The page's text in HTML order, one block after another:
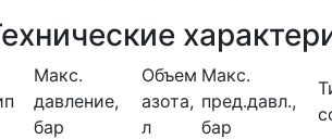
Макс.
давление,
бар
Объем
азота,
л
Макс.
пред.давл.,
бар